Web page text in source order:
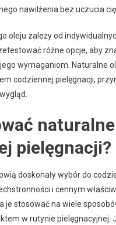
nawilżenia bez uczucia
oleju zależy od
różne opcje, aby
wymaganiom. Naturalne
codziennej pielęgnacji,
pielęgnacji?
doskonały wybór do
i cennym
je stosować na wiele
w rutynie pielęgnacyjnej.